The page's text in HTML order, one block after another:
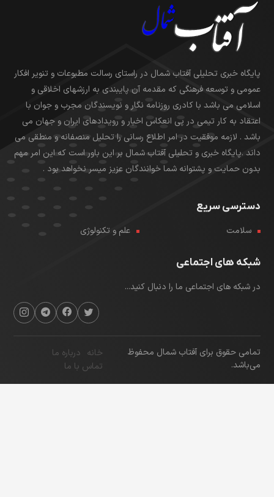
پایگاه خبری تحلیلی آفتاب شمال در راستای رسالت مطبوعات و تنویر افکار
عمومی و توسعه فرهنگی که مقدمه آن پایبندی به ارزشهای اخلاقی و
اسلامی می باشد با کادری روزنامه نگار و نویسندگان مجرب و جوان با
اعتقاد به کار تیمی در پی انعکاس اخبار و رویدادهای ایران و جهان می
باشد . لازمه موفقیت در امر اطلاع رسانی را تحلیل منصفانه و منطقی می
داند .پایگاه خبری و تحلیلی آفتاب شمال بر این باور است که این امر مهم
بدون حمایت و پشتوانه شما خوانندگان عزیز میسر نخواهد بود .
دسترسی سریع
سلامت علم و تکنولوژی
شبکه های اجتماعی
در شبکه های اجتماعی ما را دنبال کنید...
تمامی حقوق برای آفتاب شمال محفوظ
می‌باشد.
خانه درباره ما
تماس با ما